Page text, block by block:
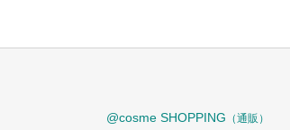
@cosme SHOPPING （通販）